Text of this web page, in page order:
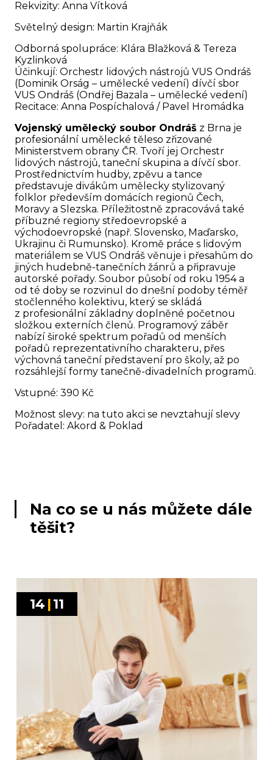
Rekvizity: Anna Vítková
Světelný design: Martin Krajňák
Odborná spolupráce: Klára Blažková & Tereza
Kyzlinková
Účinkují: Orchestr lidových nástrojů VUS Ondráš
(Dominik Orság – umělecké vedení) dívčí sbor
VUS Ondráš (Ondřej Bazala – umělecké vedení)
Recitace: Anna Pospíchalová / Pavel Hromádka
Vojenský umělecký soubor Ondráš z Brna je
profesionální umělecké těleso zřizované
Ministerstvem obrany ČR. Tvoří jej Orchestr
lidových nástrojů, taneční skupina a dívčí sbor.
Prostřednictvím hudby, zpěvu a tance
představuje divákům umělecky stylizovaný
folklor především domácích regionů Čech,
Moravy a Slezska. Příležitostně zpracovává také
příbuzné regiony středoevropské a
východoevropské (např. Slovensko, Maďarsko,
Ukrajinu či Rumunsko). Kromě práce s lidovým
materiálem se VUS Ondráš věnuje i přesahům do
jiných hudebně-tanečních žánrů a připravuje
autorské pořady. Soubor působí od roku 1954 a
od té doby se rozvinul do dnešní podoby téměř
stočlenného kolektivu, který se skládá
z profesionální základny doplněné početnou
složkou externích členů. Programový záběr
nabízí široké spektrum pořadů od menších
pořadů reprezentativního charakteru, přes
výchovná taneční představení pro školy, až po
rozsáhlejší formy tanečně-divadelních programů.
Vstupné: 390 Kč
Možnost slevy: na tuto akci se nevztahují slevy
Pořadatel: Akord & Poklad
Na co se u nás můžete dále
těšit?
14 |11